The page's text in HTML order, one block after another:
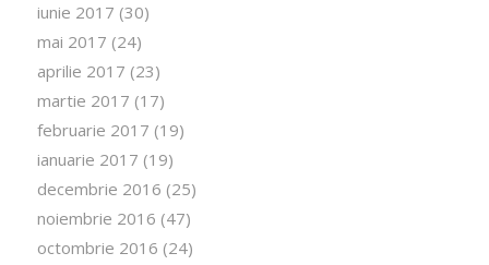
iunie 2017 (30)
mai 2017 (24)
aprilie 2017 (23)
martie 2017 (17)
februarie 2017 (19)
ianuarie 2017 (19)
decembrie 2016 (25)
noiembrie 2016 (47)
octombrie 2016 (24)